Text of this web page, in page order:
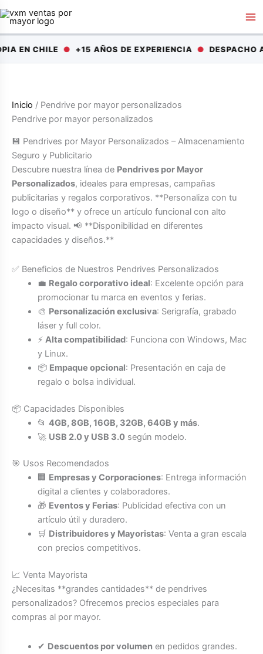
Ir
al
contenido
EN CHILE● +15 AÑOS DE EXPERIENCIA● DESPACHO A
Inicio / Pendrive por mayor personalizados
Pendrive por mayor personalizados
💾 Pendrives por Mayor Personalizados – Almacenamiento
Seguro y Publicitario
Descubre nuestra línea de Pendrives por Mayor
Personalizados, ideales para empresas, campañas
publicitarias y regalos corporativos. **Personaliza con tu
logo o diseño** y ofrece un artículo funcional con alto
impacto visual. 📢 **Disponibilidad en diferentes
capacidades y diseños.**
✅ Beneficios de Nuestros Pendrives Personalizados
💼 Regalo corporativo ideal: Excelente opción para
promocionar tu marca en eventos y ferias.
🎨 Personalización exclusiva: Serigrafía, grabado
láser y full color.
⚡ Alta compatibilidad: Funciona con Windows, Mac
y Linux.
📦 Empaque opcional: Presentación en caja de
regalo o bolsa individual.
📦 Capacidades Disponibles
📂 4GB, 8GB, 16GB, 32GB, 64GB y más.
🚀 USB 2.0 y USB 3.0según modelo.
🎯 Usos Recomendados
🏢 Empresas y Corporaciones: Entrega información
digital a clientes y colaboradores.
🎁 Eventos y Ferias: Publicidad efectiva con un
artículo útil y duradero.
🛒 Distribuidores y Mayoristas: Venta a gran escala
con precios competitivos.
📈 Venta Mayorista
¿Necesitas **grandes cantidades** de pendrives
personalizados? Ofrecemos precios especiales para
compras al por mayor.
✔ Descuentos por volumenen pedidos grandes.